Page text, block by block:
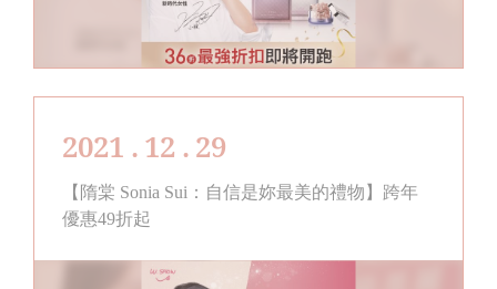
2021 . 12 . 29
【隋棠 Sonia Sui：自信是妳最美的禮物】跨年
優惠49折起